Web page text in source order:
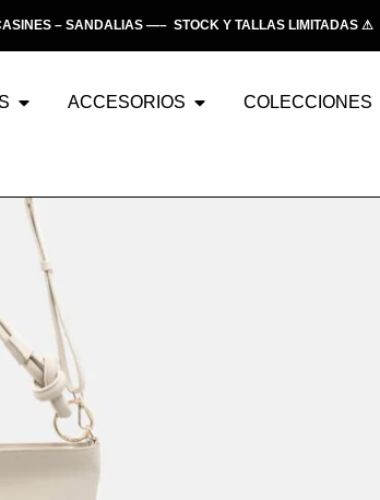
– SANDALIAS —– STOCK Y TALLAS LIMITADAS ⚠ —–
ACCESORIOS COLECCIONES